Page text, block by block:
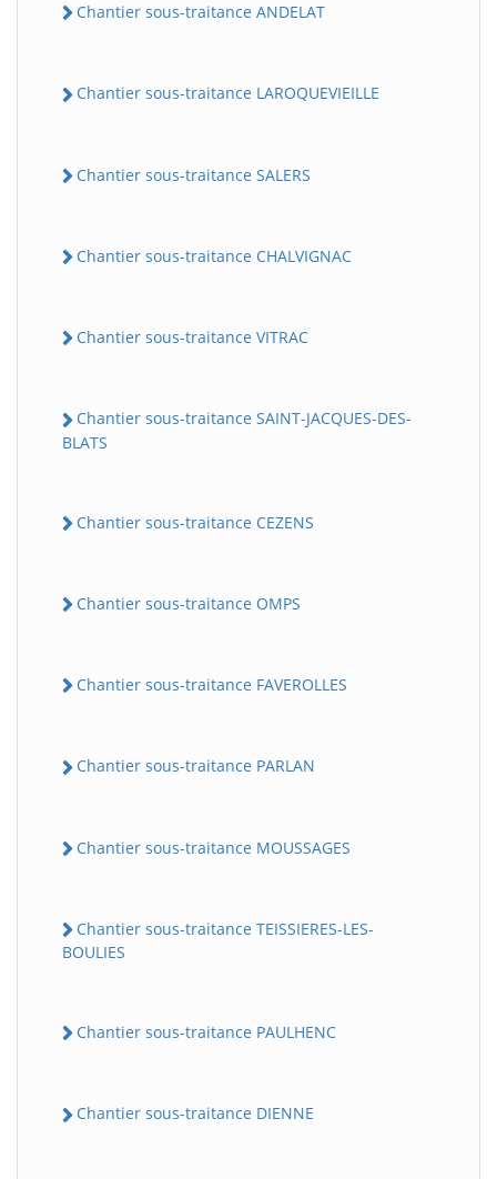
Chantier sous-traitance ANDELAT
Chantier sous-traitance LAROQUEVIEILLE
Chantier sous-traitance SALERS
Chantier sous-traitance CHALVIGNAC
Chantier sous-traitance VITRAC
Chantier sous-traitance SAINT-JACQUES-DES-
BLATS
Chantier sous-traitance CEZENS
Chantier sous-traitance OMPS
Chantier sous-traitance FAVEROLLES
Chantier sous-traitance PARLAN
Chantier sous-traitance MOUSSAGES
Chantier sous-traitance TEISSIERES-LES-
BOULIES
Chantier sous-traitance PAULHENC
Chantier sous-traitance DIENNE
BatiWebPro